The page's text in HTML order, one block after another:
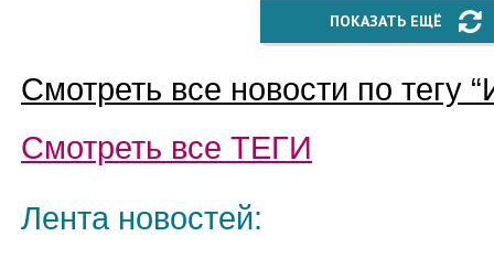
ПОКАЗАТЬ ЕЩЁ
Смотреть все новости по тегу “
Смотреть все ТЕГИ
Лента новостей: